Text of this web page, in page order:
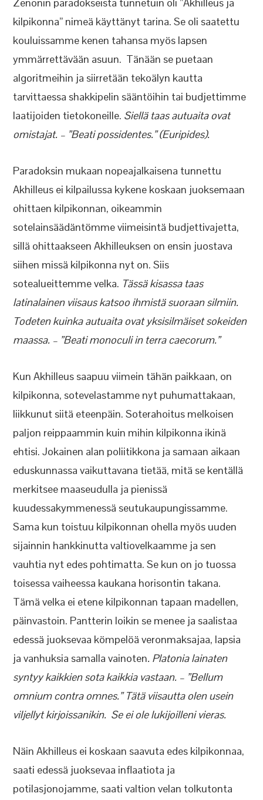
kilpikonna” nimeä käyttänyt tarina. Se oli saatettu
kouluissamme kenen tahansa myös lapsen
ymmärrettävään asuun. Tänään se puetaan
algoritmeihin ja siirretään tekoälyn kautta
tarvittaessa shakkipelin sääntöihin tai budjettimme
laatijoiden tietokoneille. Siellä taas autuaita ovat
omistajat. – ”Beati possidentes.” (Euripides).
Paradoksin mukaan nopeajalkaisena tunnettu
Akhilleus ei kilpailussa kykene koskaan juoksemaan
ohittaen kilpikonnan, oikeammin
sotelainsäädäntömme viimeisintä budjettivajetta,
sillä ohittaakseen Akhilleuksen on ensin juostava
siihen missä kilpikonna nyt on. Siis
sotealueittemme velka. Tässä kisassa taas
latinalainen viisaus katsoo ihmistä suoraan silmiin.
Todeten kuinka autuaita ovat yksisilmäiset sokeiden
maassa. – ”Beati monoculi in terra caecorum.”
Kun Akhilleus saapuu viimein tähän paikkaan, on
kilpikonna, sotevelastamme nyt puhumattakaan,
liikkunut siitä eteenpäin. Soterahoitus melkoisen
paljon reippaammin kuin mihin kilpikonna ikinä
ehtisi. Jokainen alan poliitikkona ja samaan aikaan
eduskunnassa vaikuttavana tietää, mitä se kentällä
merkitsee maaseudulla ja pienissä
kuudessakymmenessä seutukaupungissamme.
Sama kun toistuu kilpikonnan ohella myös uuden
sijainnin hankkinutta valtiovelkaamme ja sen
vauhtia nyt edes pohtimatta. Se kun on jo tuossa
toisessa vaiheessa kaukana horisontin takana.
Tämä velka ei etene kilpikonnan tapaan madellen,
päinvastoin. Pantterin loikin se menee ja saalistaa
edessä juoksevaa kömpelöä veronmaksajaa, lapsia
ja vanhuksia samalla vainoten. Platonia lainaten
syntyy kaikkien sota kaikkia vastaan. – ”Bellum
omnium contra omnes.” Tätä viisautta olen usein
viljellyt kirjoissanikin. Se ei ole lukijoilleni vieras.
Näin Akhilleus ei koskaan saavuta edes kilpikonnaa,
saati edessä juoksevaa inflaatiota ja
potilasjonojamme, saati valtion velan tolkutonta